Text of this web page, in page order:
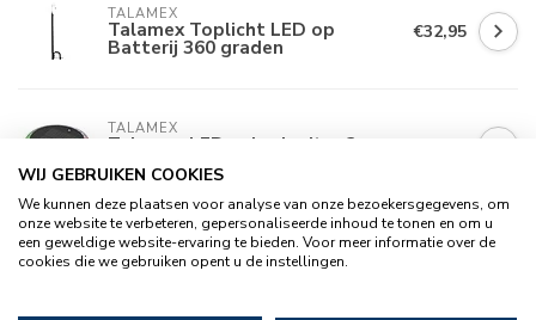
TALAMEX
Talamex Toplicht LED op
Batterij 360 graden
€32,95
TALAMEX
Talamex LED solar Jupiter 3-
TALAMEX
Talamex Klapstoel sport duo
grijs
€119,95
WIJ GEBRUIKEN COOKIES
We kunnen deze plaatsen voor analyse van onze bezoekersgegevens, om
onze website te verbeteren, gepersonaliseerde inhoud te tonen en om u
een geweldige website-ervaring te bieden. Voor meer informatie over de
cookies die we gebruiken opent u de instellingen.